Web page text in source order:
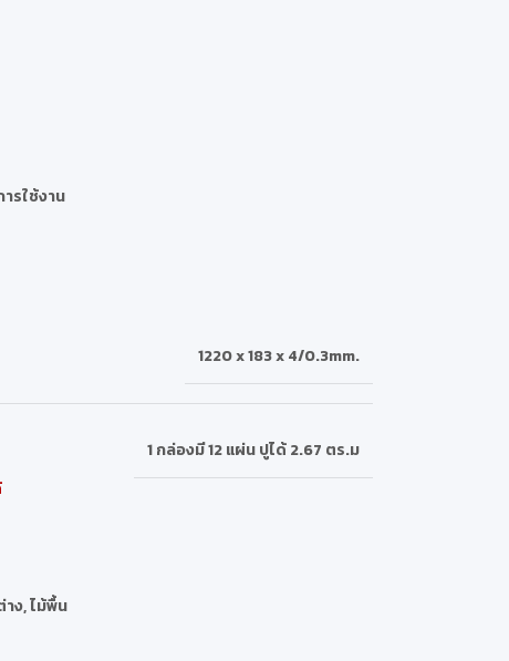
รใช้งาน
1220 x 183 x 4/0.3mm.
1 กล่องมี 12 แผ่น ปูได้ 2.67 ตร.ม
าง,ไม้พื้น